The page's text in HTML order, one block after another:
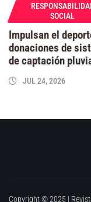
SOCIAL
Impulsan el
donaciones de
de captación
JUL 24, 2026
Copyright © 2025 |